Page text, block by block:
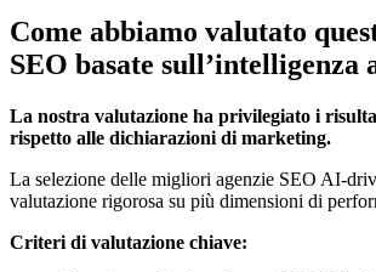
Come abbiamo valutato
SEO basate
La nostra valutazione ha privilegiato i
rispetto alle dichiarazioni di marketing.
La selezione delle migliori agenzie SEO AI-
valutazione rigorosa su più dimensioni di
Criteri di valutazione chiave: